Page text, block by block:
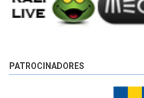
PATROCINADORES